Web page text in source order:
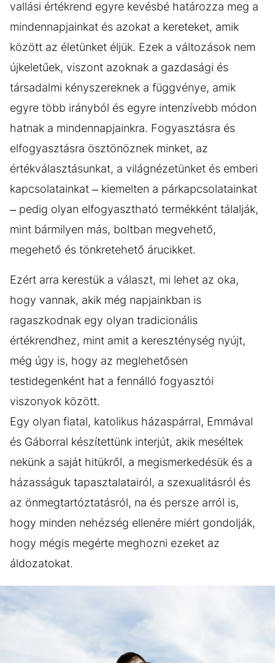
vallási értékrend egyre kevésbé határozza meg a
mindennapjainkat és azokat a kereteket, amik
között az életünket éljük. Ezek a változások nem
újkeletűek, viszont azoknak a gazdasági és
társadalmi kényszereknek a függvénye, amik
egyre több irányból és egyre intenzívebb módon
hatnak a mindennapjainkra. Fogyasztásra és
elfogyasztásra ösztönöznek minket, az
értékválasztásunkat, a világnézetünket és emberi
kapcsolatainkat – kiemelten a párkapcsolatainkat
– pedig olyan elfogyasztható termékként tálalják,
mint bármilyen más, boltban megvehető,
megehető és tönkretehető árucikket.
Ezért arra kerestük a választ, mi lehet az oka,
hogy vannak, akik még napjainkban is
ragaszkodnak egy olyan tradicionális
értékrendhez, mint amit a kereszténység nyújt,
még úgy is, hogy az meglehetősen
testidegenként hat a fennálló fogyasztói
viszonyok között.
Egy olyan fiatal, katolikus házaspárral, Emmával
és Gáborral készítettünk interjút, akik meséltek
nekünk a saját hitükről, a megismerkedésük és a
házasságuk tapasztalatairól, a szexualitásról és
az önmegtartóztatásról, na és persze arról is,
hogy minden nehézség ellenére miért gondolják,
hogy mégis megérte meghozni ezeket az
áldozatokat.